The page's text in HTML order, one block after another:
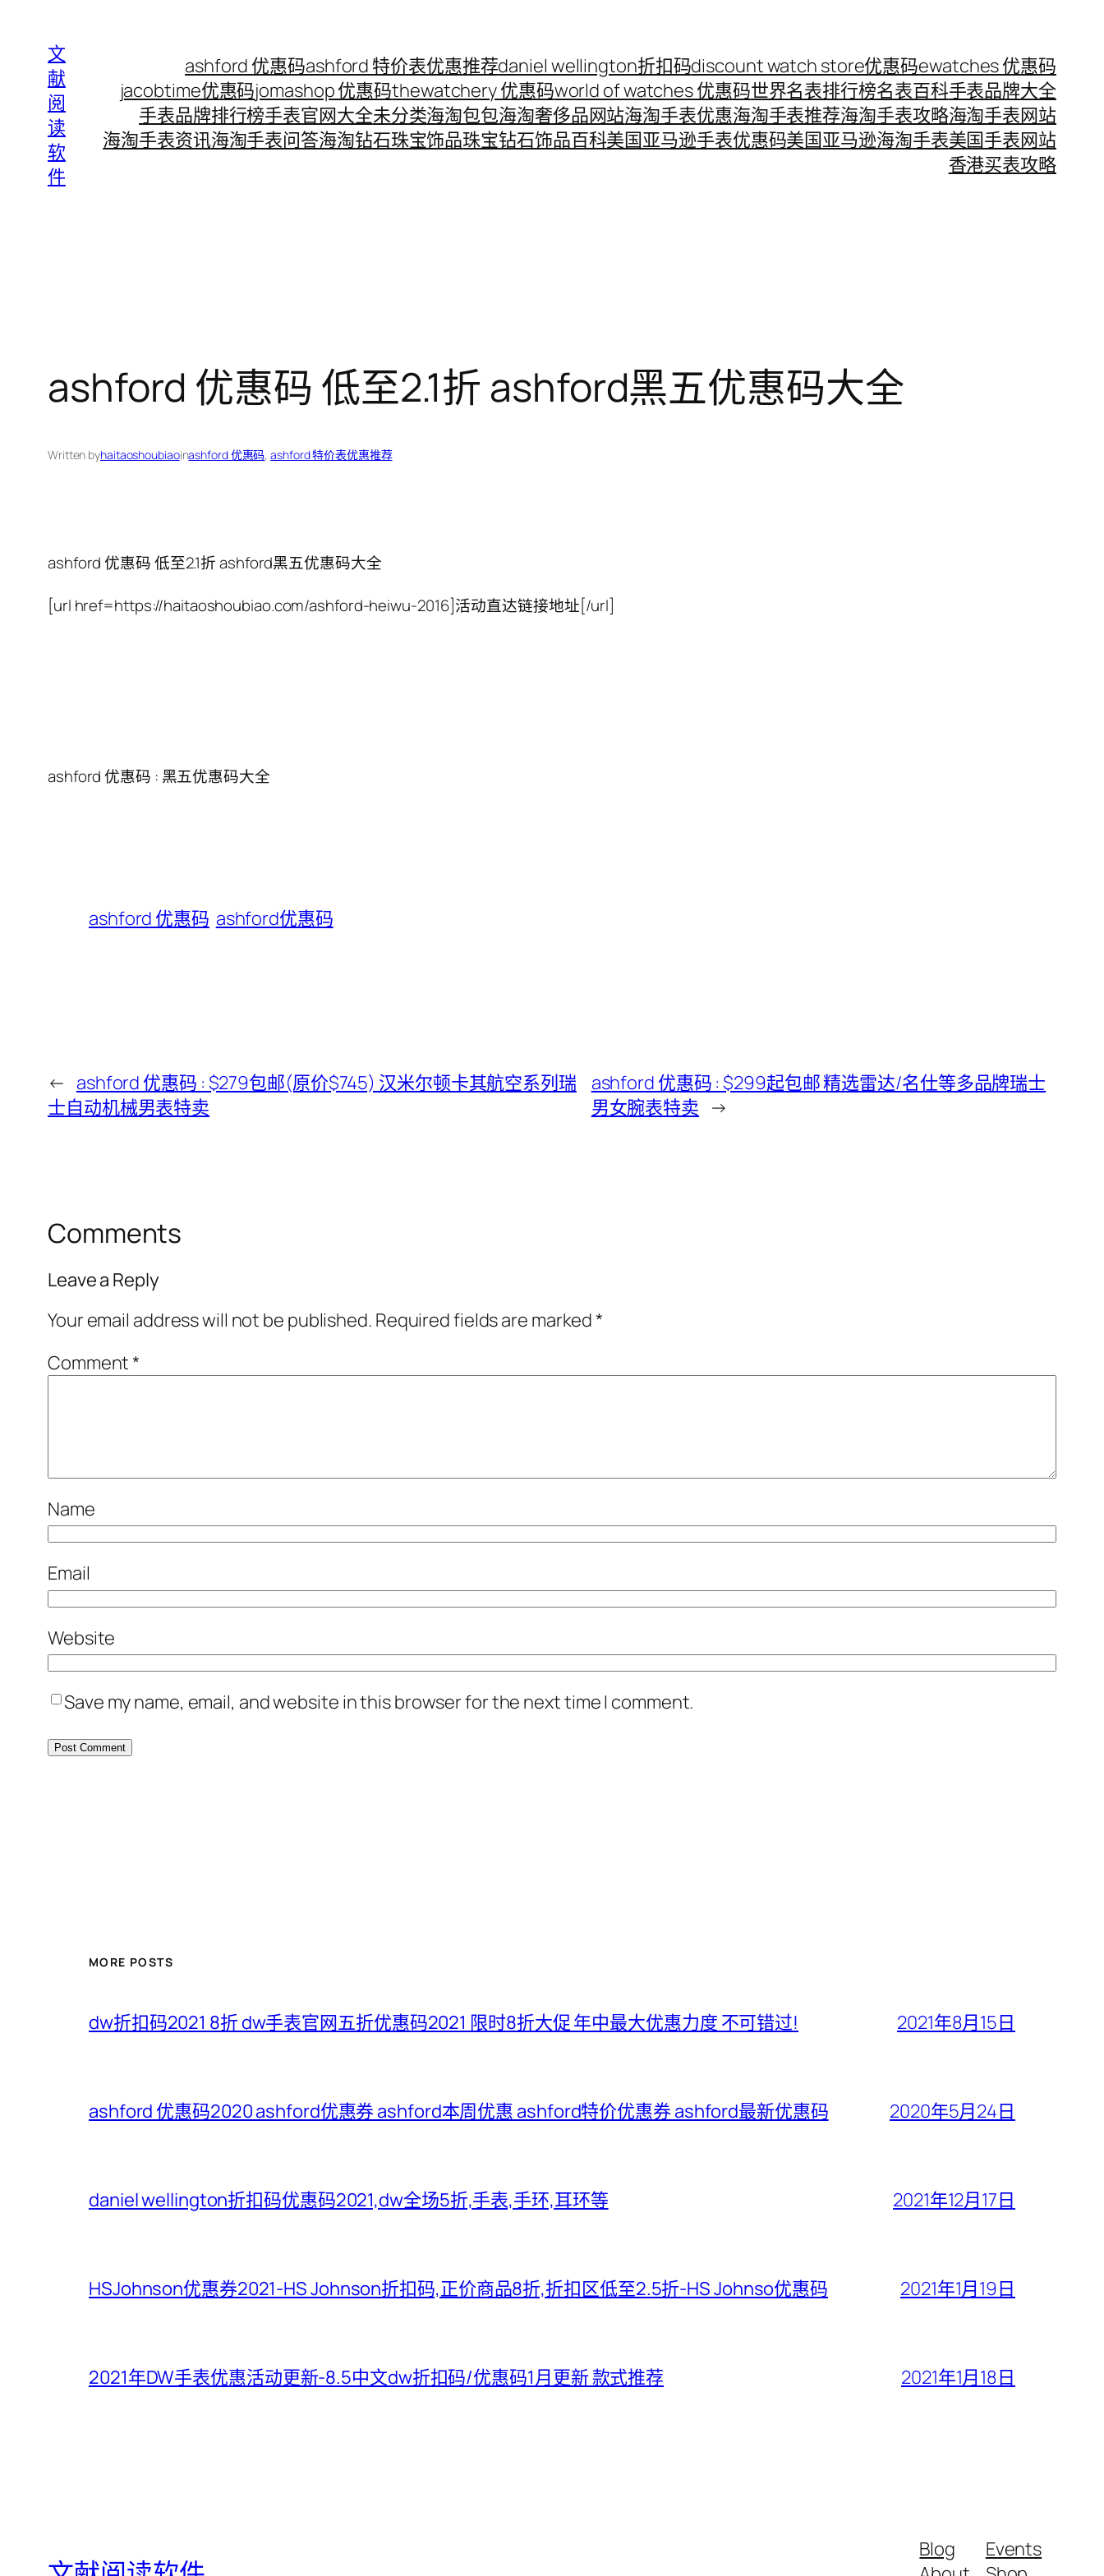
content
文
献
阅
读
软
件
ashford 优惠码ashford 特价表优惠推荐daniel wellington折扣码discount watch store优惠码ewatches 优惠码
jacobtime优惠码jomashop 优惠码thewatchery 优惠码world of watches 优惠码世界名表排行榜名表百科手表品牌大全
手表品牌排行榜手表官网大全未分类海淘包包海淘奢侈品网站海淘手表优惠海淘手表推荐海淘手表攻略海淘手表网站
海淘手表资讯海淘手表问答海淘钻石珠宝饰品珠宝钻石饰品百科美国亚马逊手表优惠码美国亚马逊海淘手表美国手表网站
香港买表攻略
ashford 优惠码 低至2.1折 ashford黑五优惠码大全
Written byhaitaoshoubiaoinashford 优惠码, ashford 特价表优惠推荐
ashford 优惠码 低至2.1折 ashford黑五优惠码大全
[url href=https://haitaoshoubiao.com/ashford-heiwu-2016]活动直达链接地址[/url]
ashford 优惠码 : 黑五优惠码大全
ashford 优惠码 ashford优惠码
← ashford 优惠码 : $279包邮(原价$745) 汉米尔顿卡其航空系列瑞
士自动机械男表特卖
ashford 优惠码 : $299起包邮 精选雷达/名仕等多品牌瑞士
男女腕表特卖 →
Comments
Leave a Reply
Your email address will not be published. Required fields are marked*
Comment*
Name
Email
Website
Save my name, email, and website in this browser for the next time I comment.
MORE POSTS
dw折扣码2021 8折 dw手表官网五折优惠码2021 限时8折大促 年中最大优惠力度 不可错过! 2021年8月15日
ashford 优惠码2020 ashford优惠券 ashford本周优惠 ashford特价优惠券 ashford最新优惠码 2020年5月24日
daniel wellington折扣码优惠码2021,dw全场5折,手表,手环,耳环等 2021年12月17日
HSJohnson优惠券2021-HS Johnson折扣码,正价商品8折,折扣区低至2.5折-HS Johnso优惠码 2021年1月19日
2021年DW手表优惠活动更新-8.5中文dw折扣码/优惠码1月更新 款式推荐 2021年1月18日
Blog
Events